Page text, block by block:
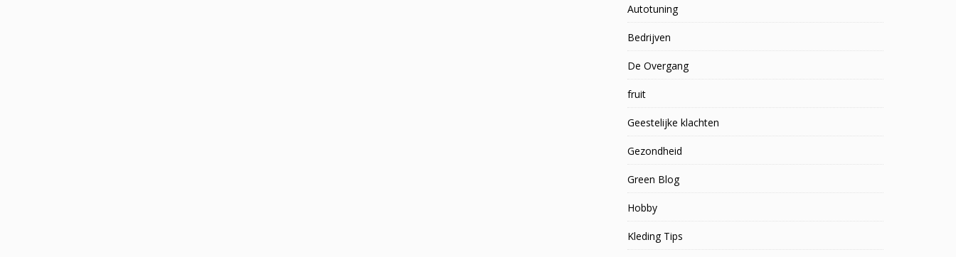
Autotuning
Bedrijven
De Overgang
fruit
Geestelijke klachten
Gezondheid
Green Blog
Hobby
Kleding Tips